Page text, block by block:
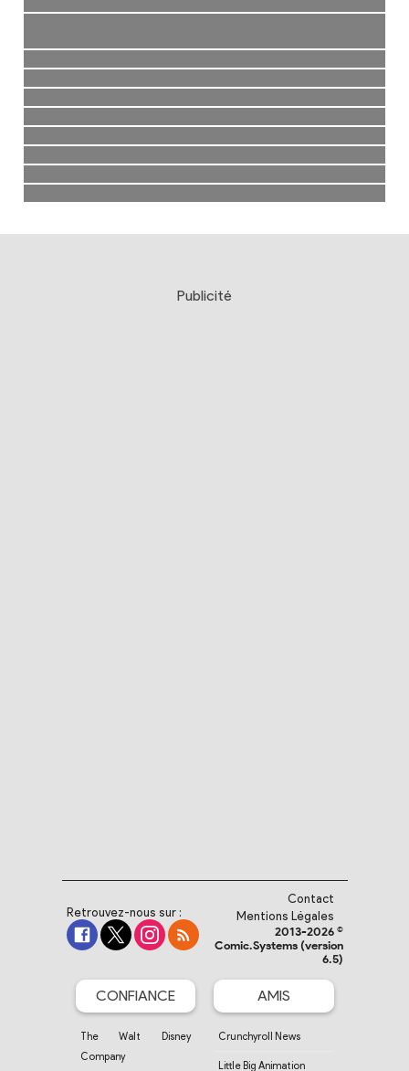
Publicité
Retrouvez-nous sur :
Contact
Mentions Légales
2013-2026 ©
Comic.Systems (version
6.5)
CONFIANCE
The Walt Disney
Company
AMIS
Crunchyroll News
Little Big Animation